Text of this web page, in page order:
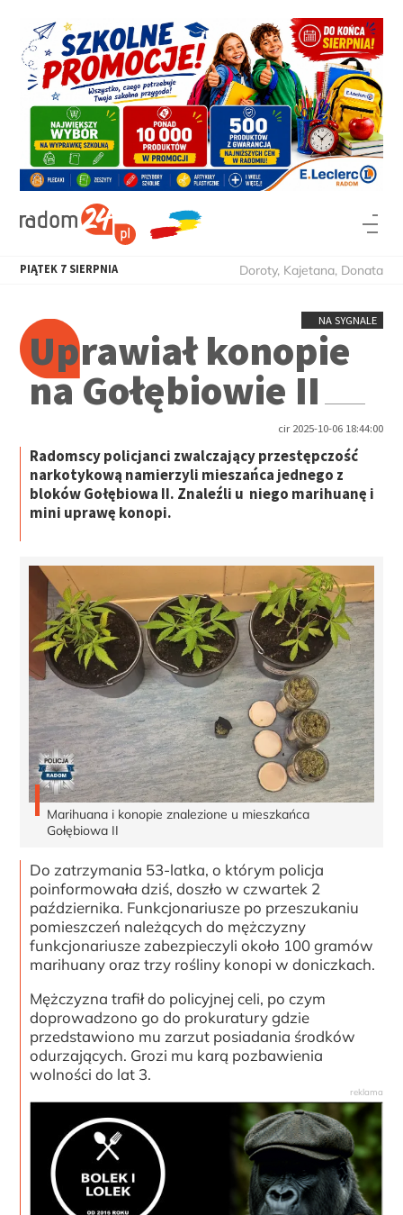
PIĄTEK 7 SIERPNIA Doroty, Kajetana, Donata
NA SYGNALE
Uprawiał konopie
na Gołębiowie II
cir 2025-10-06 18:44:00
Radomscy policjanci zwalczający przestępczość
narkotykową namierzyli mieszańca jednego z
bloków Gołębiowa II. Znaleźli u niego marihuanę i
mini uprawę konopi.
Marihuana i konopie znalezione u mieszkańca
Gołębiowa II
Do zatrzymania 53-latka, o którym policja
poinformowała dziś, doszło w czwartek 2
października. Funkcjonariusze po przeszukaniu
pomieszczeń należących do mężczyzny
funkcjonariusze zabezpieczyli około 100 gramów
marihuany oraz trzy rośliny konopi w doniczkach.
Mężczyzna trafił do policyjnej celi, po czym
doprowadzono go do prokuratury gdzie
przedstawiono mu zarzut posiadania środków
odurzających. Grozi mu karą pozbawienia
wolności do lat 3.